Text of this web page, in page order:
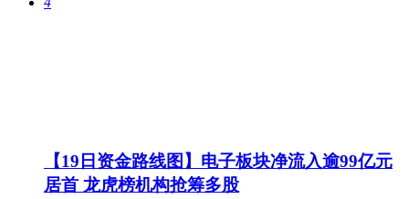
【19日资金路线图】电子板块净流入逾99亿元
居首 龙虎榜机构抢筹多股